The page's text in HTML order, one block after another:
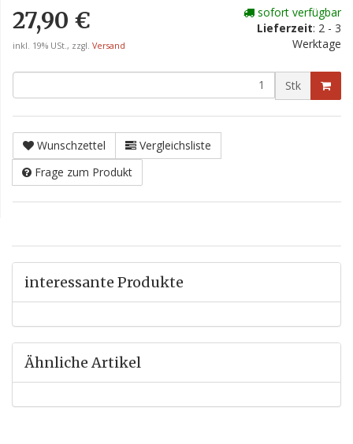
27,90 €
inkl. 19% USt., zzgl. Versand
sofort verfügbar
Lieferzeit: 2 - 3
Werktage
Stk
Wunschzettel
Vergleichsliste
Frage zum Produkt
interessante Produkte
Ähnliche Artikel